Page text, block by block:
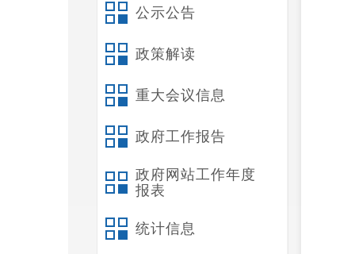
公示公告
政策解读
重大会议信息
政府工作报告
政府网站工作年度
报表
统计信息